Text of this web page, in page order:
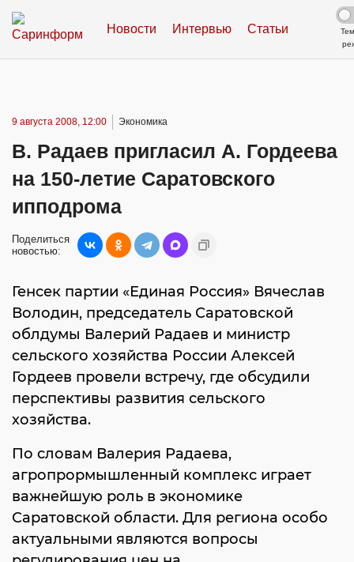
Новости Интервью Статьи
9 августа 2008, 12:00 Экономика
В. Радаев пригласил А. Гордеева
на 150-летие Саратовского
ипподрома
Поделиться
новостью:
Генсек партии «Единая Россия» Вячеслав
Володин, председатель Саратовской
облдумы Валерий Радаев и министр
сельского хозяйства России Алексей
Гордеев провели встречу, где обсудили
перспективы развития сельского
хозяйства.
По словам Валерия Радаева,
агропрормышленный комплекс играет
важнейшую роль в экономике
Саратовской области. Для региона особо
актуальными являются вопросы